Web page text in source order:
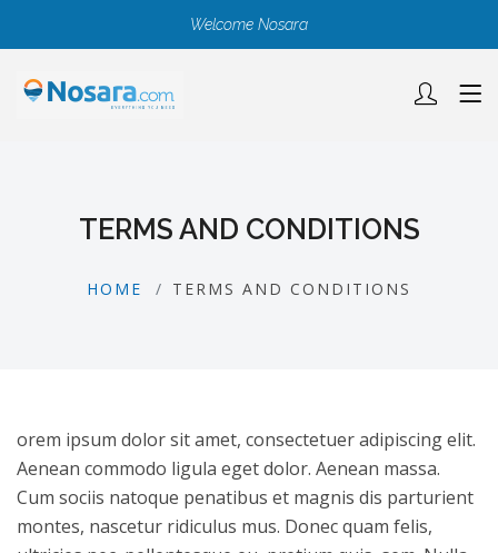
Welcome Nosara
TERMS AND CONDITIONS
HOME TERMS AND CONDITIONS
orem ipsum dolor sit amet, consectetuer adipiscing elit.
Aenean commodo ligula eget dolor. Aenean massa.
Cum sociis natoque penatibus et magnis dis parturient
montes, nascetur ridiculus mus. Donec quam felis,